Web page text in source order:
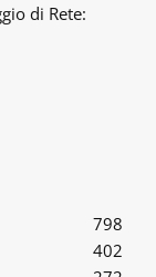
di Rete:
798
402